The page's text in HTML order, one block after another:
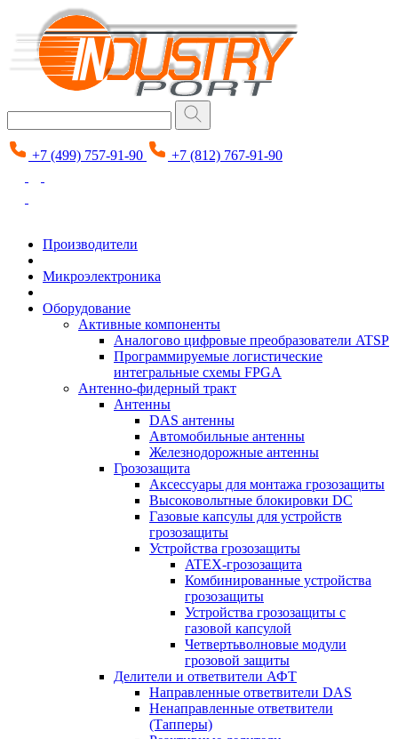
+7 (499) 757-91-90 +7 (812) 767-91-90
Производители
Микроэлектроника
Оборудование
Активные компоненты
Аналогово цифровые преобразователи ATSP
Программируемые логистические
интегральные схемы FPGA
Антенно-фидерный тракт
Антенны
DAS антенны
Автомобильные антенны
Железнодорожные антенны
Грозозащита
Аксессуары для монтажа грозозащиты
Высоковольтные блокировки DC
Газовые капсулы для устройств
грозозащиты
Устройства грозозащиты
ATEX-грозозащита
Комбинированные устройства
грозозащиты
Устройства грозозащиты с
газовой капсулой
Четвертьволновые модули
грозовой защиты
Делители и ответвители АФТ
Направленные ответвители DAS
Ненаправленные ответвители
(Тапперы)